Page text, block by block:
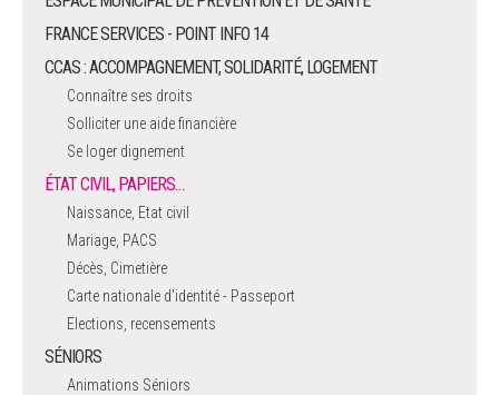
FRANCE SERVICES - POINT INFO 14
CCAS : ACCOMPAGNEMENT, SOLIDARITÉ, LOGEMENT
Connaître ses droits
Solliciter une aide financière
Se loger dignement
ÉTAT CIVIL, PAPIERS…
Naissance, Etat civil
Mariage, PACS
Décès, Cimetière
Carte nationale d'identité - Passeport
Elections, recensements
SÉNIORS
Animations Séniors